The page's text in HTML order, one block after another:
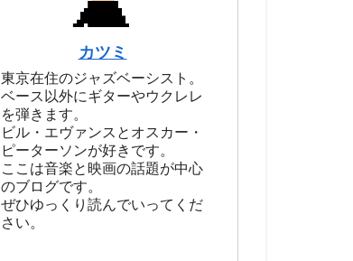
カツミ
東京在住のジャズベーシスト。
ベース以外にギターやウクレレ
を弾きます。
ビル・エヴァンスとオスカー・
ピーターソンが好きです。
ここは音楽と映画の話題が中心
のブログです。
ぜひゆっくり読んでいってくだ
さい。